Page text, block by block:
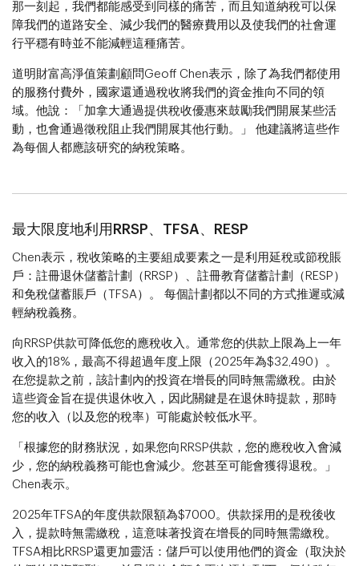
那一刻起，我們都能感受到同樣的痛苦，而且知道納稅可以保
障我們的道路安全、減少我們的醫療費用以及使我們的社會運
行平穩有時並不能減輕這種痛苦。
道明財富高淨值策劃顧問Geoff Chen表示，除了為我們都使用
的服務付費外，國家還通過稅收將我們的資金推向不同的領
域。他說：「加拿大通過提供稅收優惠來鼓勵我們開展某些活
動，也會通過徵稅阻止我們開展其他行動。」 他建議將這些作
為每個人都應該研究的納稅策略。
最大限度地利用RRSP、TFSA、RESP
Chen表示，稅收策略的主要組成要素之一是利用延稅或節稅賬
戶：註冊退休儲蓄計劃（RRSP）、註冊教育儲蓄計劃（RESP）
和免稅儲蓄賬戶（TFSA）。​​​​​​​ 每個計劃都以不同的方式推遲或減
輕納稅義務。
向RRSP供款可降低您的應稅收入。通常您的供款上限為上一年
收入的18%，最高不得超過年度上限（2025年為$32,490）。
在您提款之前，該計劃內的投資在增長的同時無需繳稅。由於
這些資金旨在提供退休收入，因此關鍵是在退休時提款，那時
您的收入（以及您的稅率）可能處於較低水平。
「根據您的財務狀況，如果您向RRSP供款，您的應稅收入會減
少，您的納稅義務可能也會減少。您甚至可能會獲得退稅。」
Chen表示。
2025年TFSA的年度供款限額為$7000。供款採用的是稅後收
入，提款時無需繳稅，這意味著投資在增長的同時無需繳稅。
TFSA相比RRSP還更加靈活：儲戶可以使用他們的資金（取決於